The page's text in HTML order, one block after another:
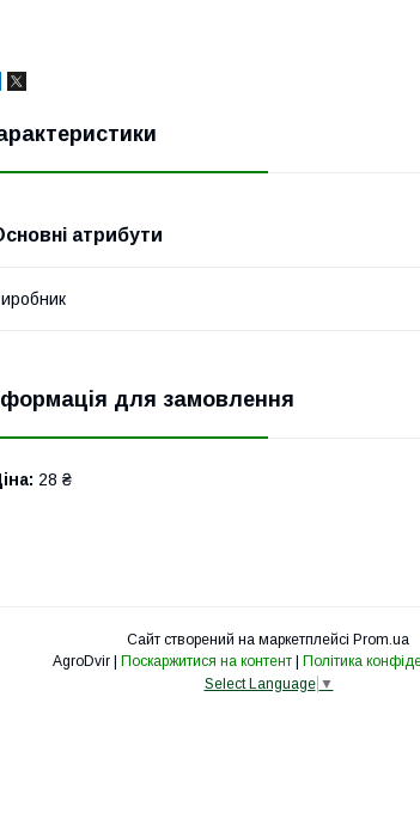
атрибути
для замовлення
28 ₴
Сайт створений на маркетплейсі Prom.ua
AgroDvir | Поскаржитися на контент | Політика
Select Language ▼